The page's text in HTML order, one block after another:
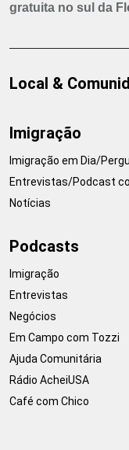
gratuita no sul da
Local &
Imigração
Imigração em Dia/
Entrevistas/Podcast
Notícias
Podcasts
Imigração
Entrevistas
Negócios
Em Campo com Tozzi
Ajuda Comunitária
Rádio AcheiUSA
Café com Chico